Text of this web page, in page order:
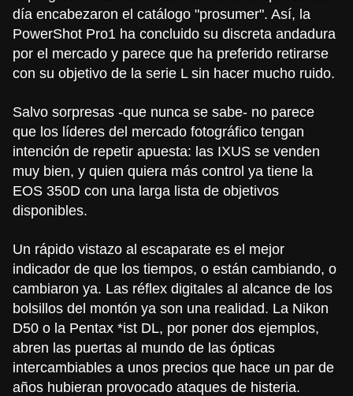
día encabezaron el catálogo "prosumer". Así, la
PowerShot Pro1 ha concluido su discreta andadura
por el mercado y parece que ha preferido retirarse
con su objetivo de la serie L sin hacer mucho ruido.
Salvo sorpresas -que nunca se sabe- no parece
que los líderes del mercado fotográfico tengan
intención de repetir apuesta: las IXUS se venden
muy bien, y quien quiera más control ya tiene la
EOS 350D con una larga lista de objetivos
disponibles.
Un rápido vistazo al escaparate es el mejor
indicador de que los tiempos, o están cambiando, o
cambiaron ya. Las réflex digitales al alcance de los
bolsillos del montón ya son una realidad. La Nikon
D50 o la Pentax *ist DL, por poner dos ejemplos,
abren las puertas al mundo de las ópticas
intercambiables a unos precios que hace un par de
años hubieran provocado ataques de histeria.